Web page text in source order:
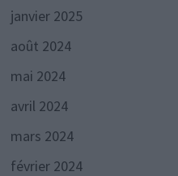
janvier 2025
août 2024
mai 2024
avril 2024
mars 2024
février 2024